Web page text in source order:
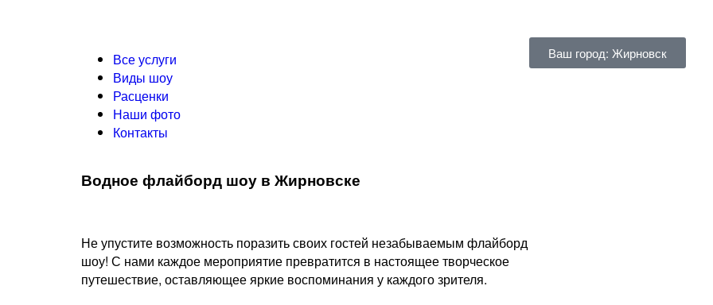
Все услуги
Виды шоу
Расценки
Наши фото
Контакты
Ваш город: Жирновск
Водное флайборд шоу в Жирновске
Не упустите возможность поразить своих гостей незабываемым флайборд
шоу! С нами каждое мероприятие превратится в настоящее творческое
путешествие, оставляющее яркие воспоминания у каждого зрителя.